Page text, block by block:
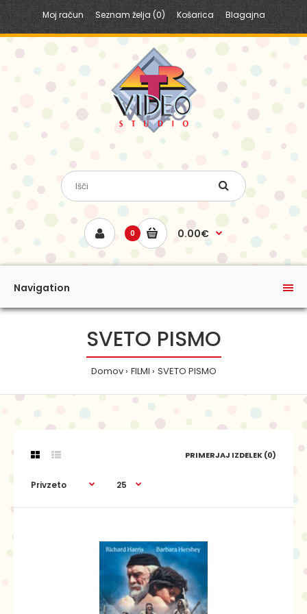
Moj račun Seznam želja (0) Košarica Blagajna
0 0.00€
Navigation
SVETO PISMO
Domov FILMI SVETO PISMO
PRIMERJAJ IZDELEK (0)